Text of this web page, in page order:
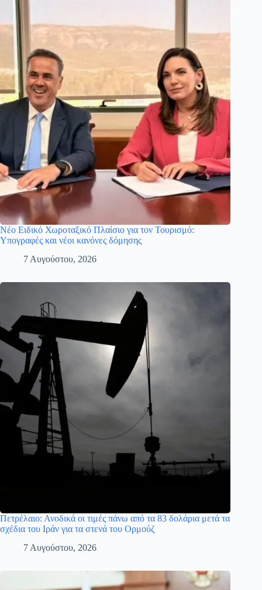
Νέο Ειδικό Χωροταξικό Πλαίσιο για τον Τουρισμό:
Υπογραφές και νέοι κανόνες δόμησης
7 Αυγούστου, 2026
Πετρέλαιο: Ανοδικά οι τιμές πάνω από τα 83 δολάρια μετά τα
σχέδια του Ιράν για τα στενά του Ορμούζ
7 Αυγούστου, 2026